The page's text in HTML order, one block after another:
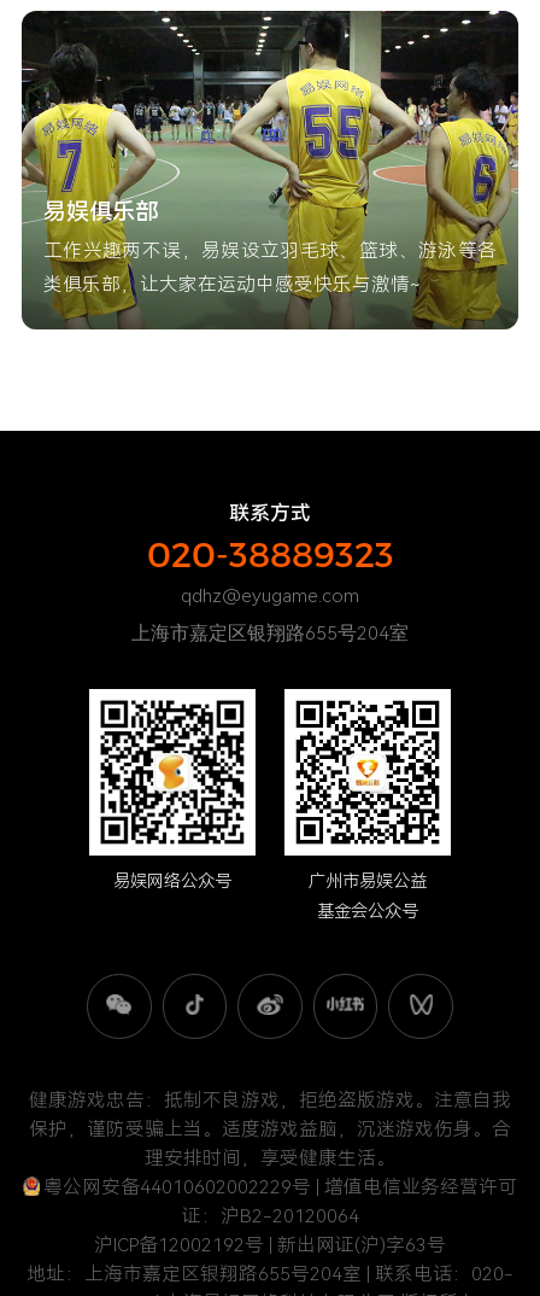
义的事情！
光终可成炬！
易娱俱乐部
工作兴趣两不误，易娱设立羽毛球、篮球、游泳等各
类俱乐部，让大家在运动中感受快乐与激情~
联系方式
020-38889323
qdhz@eyugame.com
上海市嘉定区银翔路655号204室
易娱网络公众号
广州市易娱公益
基金会公众号
健康游戏忠告：抵制不良游戏，拒绝盗版游戏。注意自我
保护，谨防受骗上当。适度游戏益脑，沉迷游戏伤身。合
理安排时间，享受健康生活。
粤公网安备44010602002229号 | 增值电信业务经营许可
证：沪B2-20120064
沪ICP备12002192号 | 新出网证(沪)字63号
地址：上海市嘉定区银翔路655号204室 | 联系电话：020-